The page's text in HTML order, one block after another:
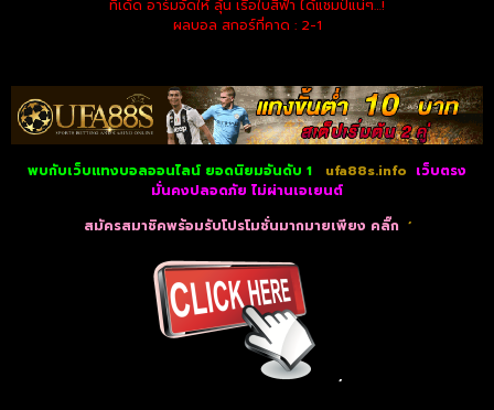
ทีเด็ด อาร์มจัดให้ ลุ้น เรือใบสีฟ้า ได้แชมป์แน่ๆ…!
ผลบอล สกอร์ที่คาด : 2-1
พบกับเว็บแทงบอลออนไลน์ ยอดนิยมอันดับ 1 ufa88s.info เว็บตรง
มั่นคงปลอดภัย ไม่ผ่านเอเยนต์
สมัครสมาชิคพร้อมรับโปรโมชั่นมากมายเพียง คลิ๊ก ‘
‘